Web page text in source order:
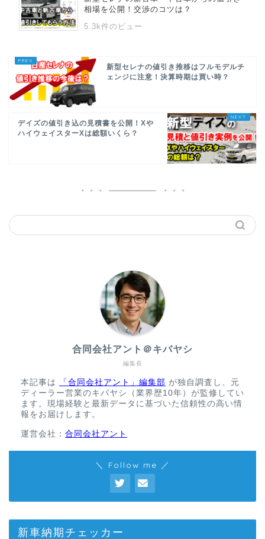
相場を公開！交渉のコツは？
5.3k件のビュー
新型セレナの値引き推移はフルモデルチ
ェンジに注意！決算時期は買い時？
デイズの値引き込の見積書を公開！Xや
ハイウェイスターXは総額いくら？
編集長
合同会社アント＠キバヤシ
本記事は 「合同会社アント」編集部 が独自調査し、元
ディーラー営業のキバヤシ（業界歴10年）が監修してい
ます。現場経験と最新データに基づいた信頼性の高い情
報をお届けします。
運営会社： 合同会社アント
＼ Follow me ／
新車納期チェッカー